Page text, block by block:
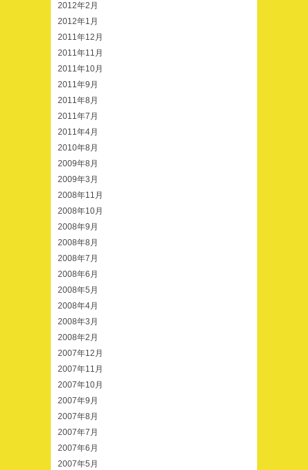
2012年2月
2012年1月
2011年12月
2011年11月
2011年10月
2011年9月
2011年8月
2011年7月
2011年4月
2010年8月
2009年8月
2009年3月
2008年11月
2008年10月
2008年9月
2008年8月
2008年7月
2008年6月
2008年5月
2008年4月
2008年3月
2008年2月
2007年12月
2007年11月
2007年10月
2007年9月
2007年8月
2007年7月
2007年6月
2007年5月